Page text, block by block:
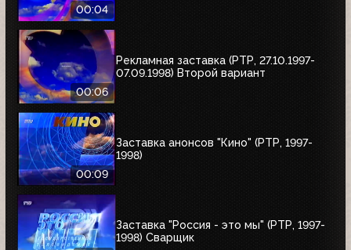
00:04
00:06
Рекламная заставка (РТР, 27.10.1997-
07.09.1998) Второй вариант
00:09
Заставка анонсов "Кино" (РТР, 1997-
1998)
Заставка "Россия - это мы" (РТР, 1997-
1998) Сварщик